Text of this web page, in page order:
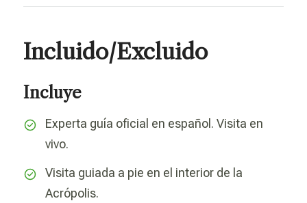
Incluido/Excluido
Incluye
Experta guía oficial en español. Visita en
vivo.
Visita guiada a pie en el interior de la
Acrópolis.